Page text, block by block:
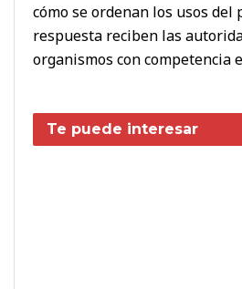
cómo se ordenan los usos del
respuesta reciben las
organismos con competencia
Te puede interesar